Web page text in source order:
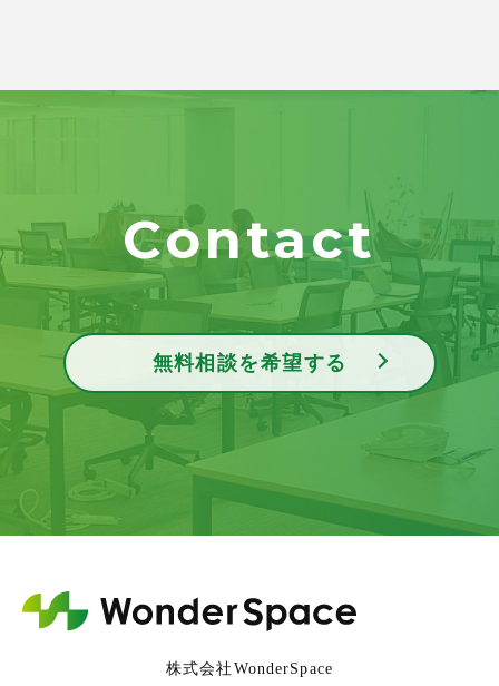
Contact
無料相談を希望する
株式会社WonderSpace